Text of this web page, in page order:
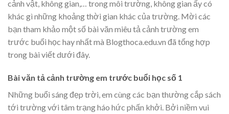
cảnh vật, không gian,… trong môi trường, không gian ấy có
khác gì những khoảng thời gian khác của trường. Mời các
bạn tham khảo một số bài văn miêu tả cảnh trường em
trước buổi học hay nhất mà Blogthoca.edu.vn đã tổng hợp
trong bài viết dưới đây.
Bài văn tả cảnh trường em trước buổi học số 1
Những buổi sáng đẹp trời, em cùng các bạn thường cắp sách
tới trường với tâm trạng háo hức phấn khởi. Bởi niềm vui